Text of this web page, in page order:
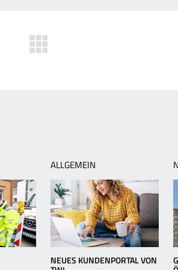
Zurück
zur
ALLGEMEIN
NEUES KUNDENPORTAL VON